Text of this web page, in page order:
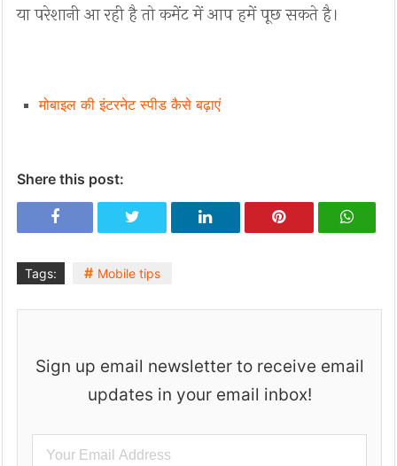
या परेशानी आ रही है तो कमेंट में आप हमें पूछ सकते है।
मोबाइल की इंटरनेट स्पीड कैसे बढ़ाएं
Shere this post:
Tags: Mobile tips
Sign up email newsletter to receive email
updates in your email inbox!